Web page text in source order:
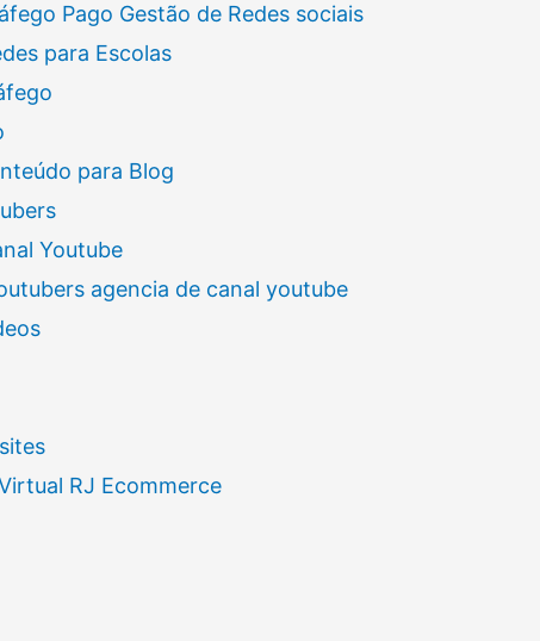
Pago Gestão de Redes sociais
para Escolas
para Blog
Youtube
agencia de canal youtube
RJ Ecommerce